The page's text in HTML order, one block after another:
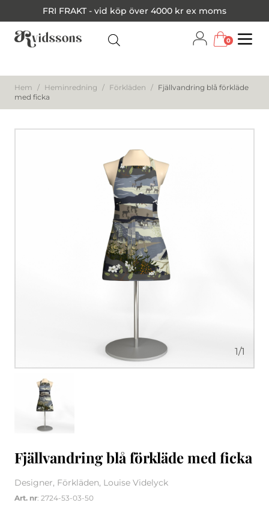
FRI FRAKT - vid köp över 4000 kr ex moms
0
Hem / Heminredning / Förkläden / Fjällvandring blå förkläde
med ficka
1/1
Fjällvandring blå förkläde med ficka
Designer, Förkläden, Louise Videlyck
Art. nr: 2724-53-03-50